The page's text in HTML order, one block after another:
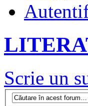
Scrie un